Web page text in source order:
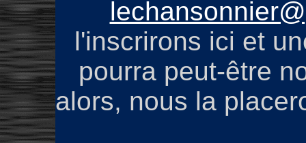
l'inscrirons ici et
pourra peut-être
alors, nous la